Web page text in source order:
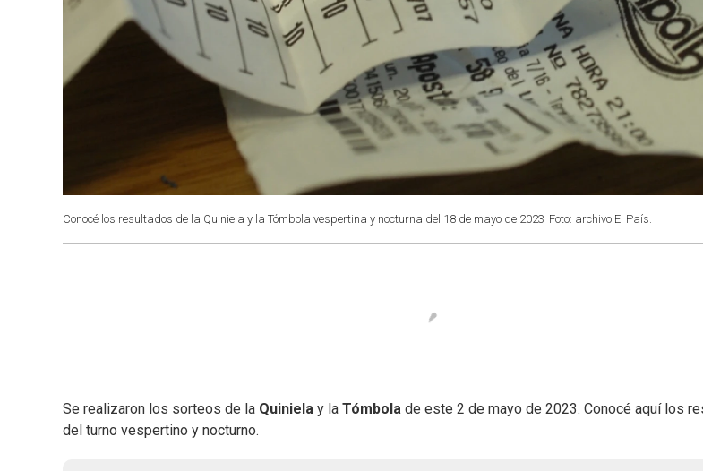
Conocé los resultados de la Quiniela y la Tómbola vespertina y nocturna del 18 de mayo de 2023 Foto: archivo El País.
Se realizaron los sorteos de la Quiniela y la Tómbola de este 2 de mayo de 2023. Conocé aquí los
del turno vespertino y nocturno.